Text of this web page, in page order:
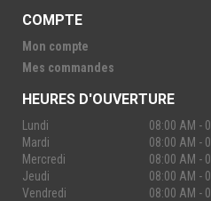
COMPTE
Mon compte
Mes commandes
HEURES D'OUVERTURE
Lundi
08:00 AM -
Mardi
08:00 AM -
Mercredi
08:00 AM -
Jeudi
08:00 AM -
Vendredi
08:00 AM -